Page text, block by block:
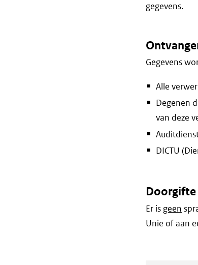
gegevens.
Gegevens
Alle
Degenen
van deze
DICTU
Doorgifte
Er is geen
Unie of aan